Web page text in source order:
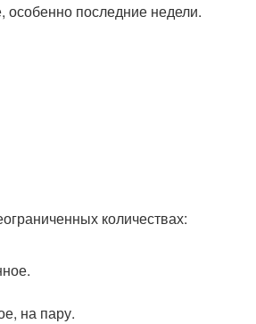
особенно последние недели.
количествах:
на пару.